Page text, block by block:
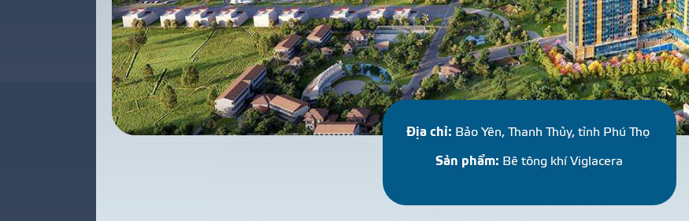
CÔNG TRÌNH
THƯƠNG MẠI
Địa chỉ: Bảo Yên, Thanh Thủy, tỉnh Phú Thọ
Sản phẩm: Bê tông khí Viglacera